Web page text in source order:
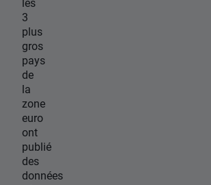
3
plus
gros
pays
de
la
zone
euro
ont
publié
des
données